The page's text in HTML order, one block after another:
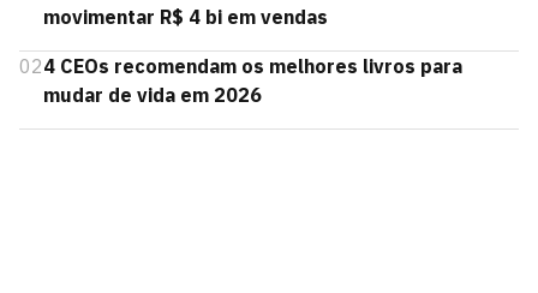
movimentar R$ 4 bi em vendas
024 CEOs recomendam os melhores livros para
mudar de vida em 2026